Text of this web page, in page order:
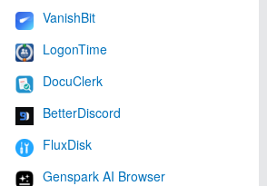
VanishBit
LogonTime
DocuClerk
BetterDiscord
FluxDisk
Genspark AI Browser